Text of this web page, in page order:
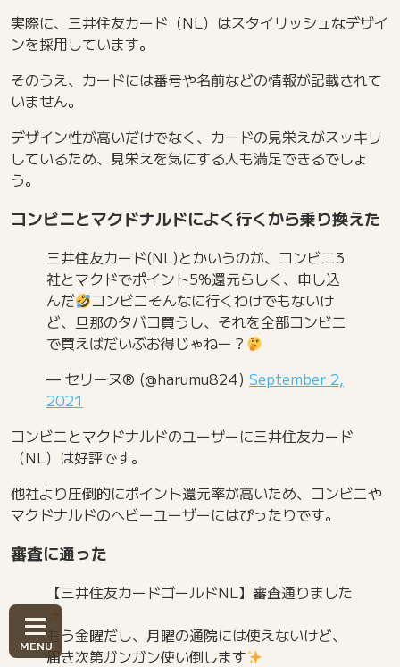
実際に、三井住友カード（NL）はスタイリッシュなデザイ
ンを採用しています。
そのうえ、カードには番号や名前などの情報が記載されて
いません。
デザイン性が高いだけでなく、カードの見栄えがスッキリ
しているため、見栄えを気にする人も満足できるでしょ
う。
コンビニとマクドナルドによく行くから乗り換えた
三井住友カード(NL)とかいうのが、コンビニ3
社とマクドでポイント5%還元らしく、申し込
んだ
コンビニそんなに行くわけでもないけ
ど、旦那のタバコ買うし、それを全部コンビニ
で買えばだいぶお得じゃねー？
— セリーヌ®︎ (@harumu824) September 2,
2021
コンビニとマクドナルドのユーザーに三井住友カード
（NL）は好評です。
他社より圧倒的にポイント還元率が高いため、コンビニや
マクドナルドのヘビーユーザーにはぴったりです。
審査に通った
【三井住友カードゴールドNL】審査通りました
もう金曜だし、月曜の通院には使えないけど、
届き次第ガンガン使い倒します